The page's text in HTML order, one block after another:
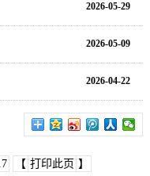
2026-05-29
2026-05-09
2026-04-22
【 打印此页 】